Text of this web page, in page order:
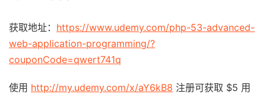
获取地址： https://www.udemy.com/php-53-advanced-
web-application-programming/?
couponCode=qwert741q
使用 http://my.udemy.com/x/aY6kB8 注册可获取 $5 用